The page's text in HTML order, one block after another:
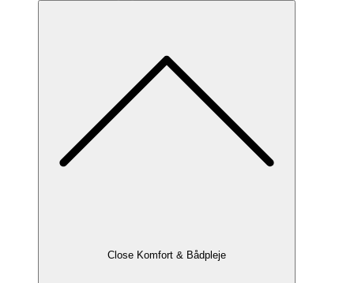
Close Komfort & Bådpleje